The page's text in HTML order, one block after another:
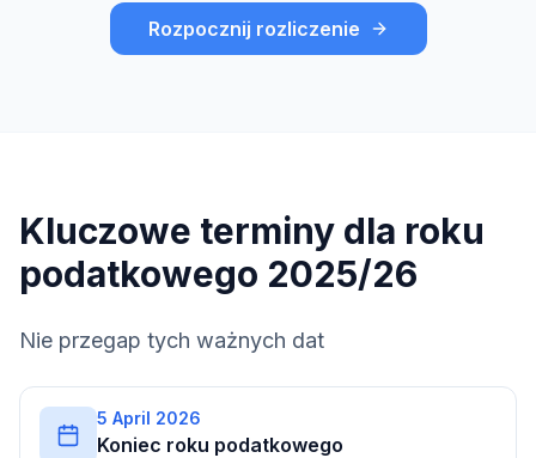
Rozpocznij rozliczenie
Kluczowe terminy dla roku
podatkowego 2025/26
Nie przegap tych ważnych dat
5 April 2026
Koniec roku podatkowego